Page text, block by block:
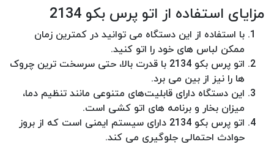
مزایای استفاده از اتو پرس بکو 2134
با استفاده از این دستگاه می‌ توانید در کمترین زمان
ممکن لباس‌ های خود را اتو کنید.
اتو پرس بکو 2134 با قدرت بالا، حتی سرسخت‌ ترین چروک‌
ها را نیز از بین می‌ برد.
این دستگاه دارای قابلیت‌های متنوعی مانند تنظیم دما،
میزان بخار و برنامه‌ های اتو کشی است.
اتو پرس بکو 2134 دارای سیستم ایمنی است که از بروز
حوادث احتمالی جلوگیری می‌ کند.